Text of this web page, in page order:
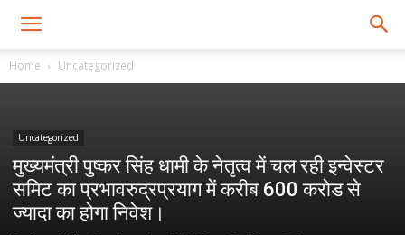
Home Uncategorized
Uncategorized
मुख्यमंत्री पुष्कर सिंह धामी के नेतृत्व में चल रही इन्वेस्टर
समिट का प्रभावरुद्रप्रयाग में करीब 600 करोड से
ज्यादा का होगा निवेश।